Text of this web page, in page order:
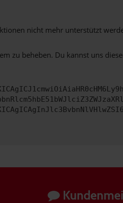
nicht mehr unterstützt
zu beheben. Du kannst uns